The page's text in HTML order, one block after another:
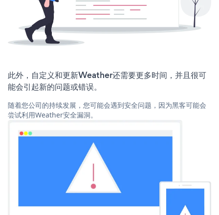
此外，自定义和更新Weather还需要更多时间，并且很可
能会引起新的问题或错误。
随着您公司的持续发展，您可能会遇到安全问题，因为黑客可能会
尝试利用Weather安全漏洞。